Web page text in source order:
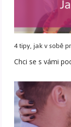
4 tipy, jak v sobě
Chci se s vámi